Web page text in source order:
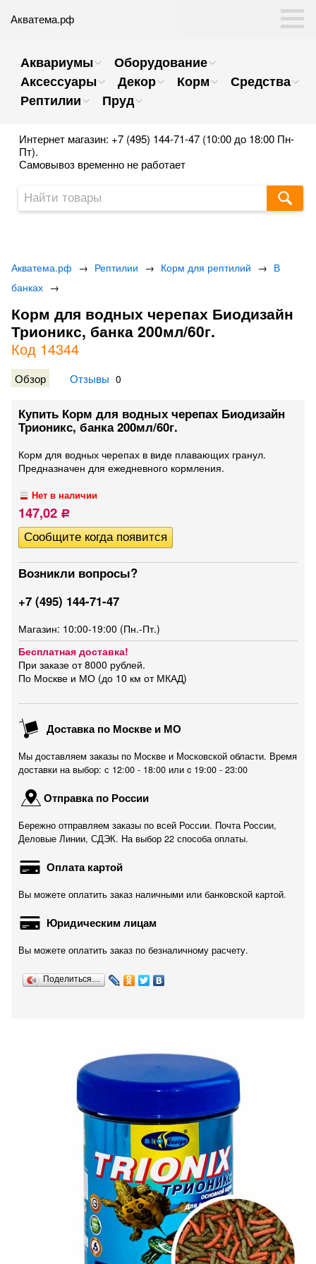
Акватема.рф
Аквариумы
Оборудование
Аксессуары
Декор Корм
Средства
Рептилии
Пруд
Интернет магазин: +7 (495) 144-71-47 (10:00 до 18:00 Пн-
Пт).
Самовывоз временно не работает
Акватема.рф → Рептилии → Корм для рептилий → В
банках →
Корм для водных черепах Биодизайн
Трионикс, банка 200мл/60г.
Код 14344
Обзор Отзывы 0
Купить Корм для водных черепах Биодизайн
Трионикс, банка 200мл/60г.
Корм для водных черепах в виде плавающих гранул.
Предназначен для ежедневного кормления.
Нет в наличии
147,02 Р
Возникли вопросы?
+7 (495) 144-71-47
Магазин: 10:00-19:00 (Пн.-Пт.)
Бесплатная доставка!
При заказе от 8000 рублей.
По Москве и МО (до 10 км от МКАД)
Доставка по Москве и МО
Мы доставляем заказы по Москве и Московской области. Время
доставки на выбор: с 12:00 - 18:00 или c 19:00 - 23:00
Отправка по России
Бережно отправляем заказы по всей России. Почта России,
Деловые Линии, СДЭК. На выбор 22 способа оплаты.
Оплата картой
Вы можете оплатить заказ наличными или банковской картой.
Юридическим лицам
Вы можете оплатить заказ по безналичному расчету.
Поделиться…